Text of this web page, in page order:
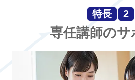
特長 2
専任講師のサ